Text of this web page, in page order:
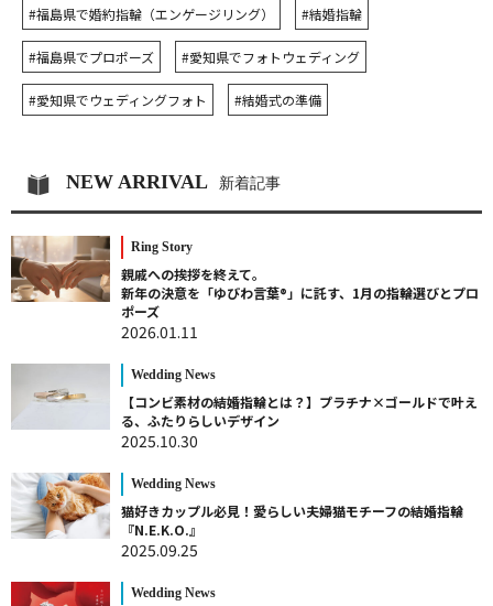
#福島県で婚約指輪（エンゲージリング） #結婚指輪
#福島県でプロポーズ #愛知県でフォトウェディング
#愛知県でウェディングフォト #結婚式の準備
NEW ARRIVAL 新着記事
Ring Story
親戚への挨拶を終えて。
新年の決意を「ゆびわ言葉®」に託す、1月の指輪選びとプロ
ポーズ
2026.01.11
Wedding News
【コンビ素材の結婚指輪とは？】プラチナ×ゴールドで叶え
る、ふたりらしいデザイン
2025.10.30
Wedding News
猫好きカップル必見！愛らしい夫婦猫モチーフの結婚指輪
『N.E.K.O.』
2025.09.25
Wedding News